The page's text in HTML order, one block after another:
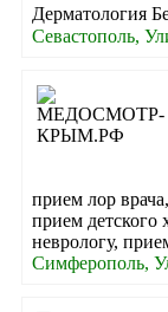
Дерматология
Севастополь,
прием лор
прием детского
неврологу,
Симферополь,